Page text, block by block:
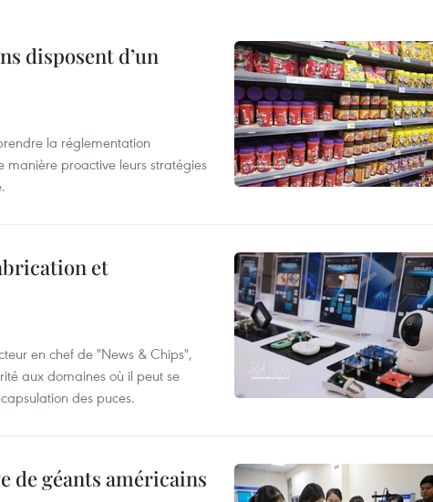
disposent d’un
la réglementation
proactive leurs stratégies
et
en chef de "News & Chips",
aux domaines où il peut se
des puces.
de géants américains